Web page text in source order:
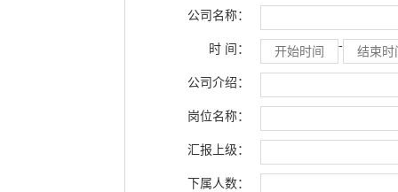
公司名称：
时 间： -
公司介绍：
岗位名称：
汇报上级：
下属人数：